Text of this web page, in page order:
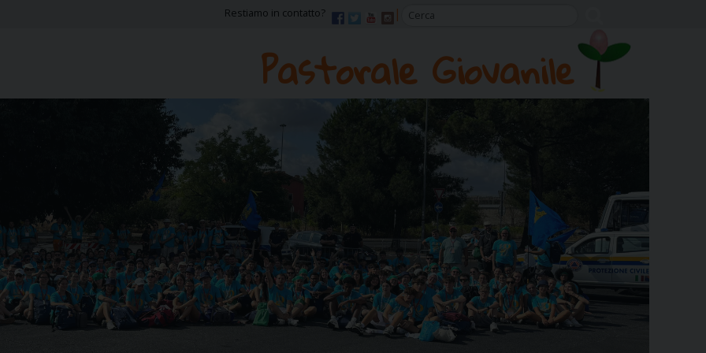
Restiamo in contatto?
Pastorale Giovanile